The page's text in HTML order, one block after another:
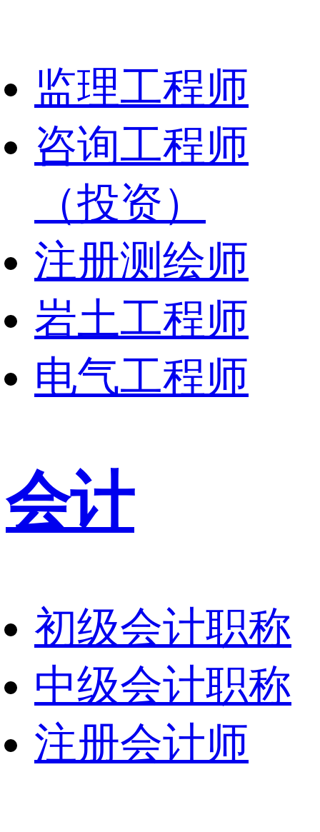
监理工程师
咨询工程师
（投资）
注册测绘师
岩土工程师
电气工程师
会计
初级会计职称
中级会计职称
注册会计师